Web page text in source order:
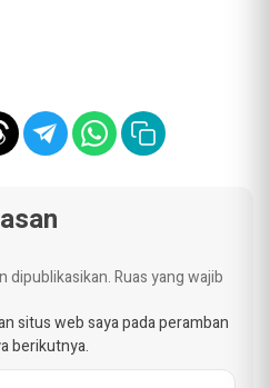
dipublikasikan.Ruas yang wajib
situs web saya pada peramban
berikutnya.